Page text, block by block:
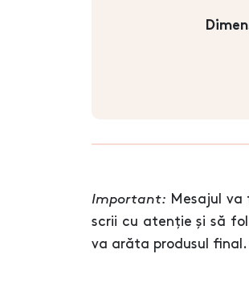
Important: Mesajul va
scrii cu atenție și să
va arăta produsul final.